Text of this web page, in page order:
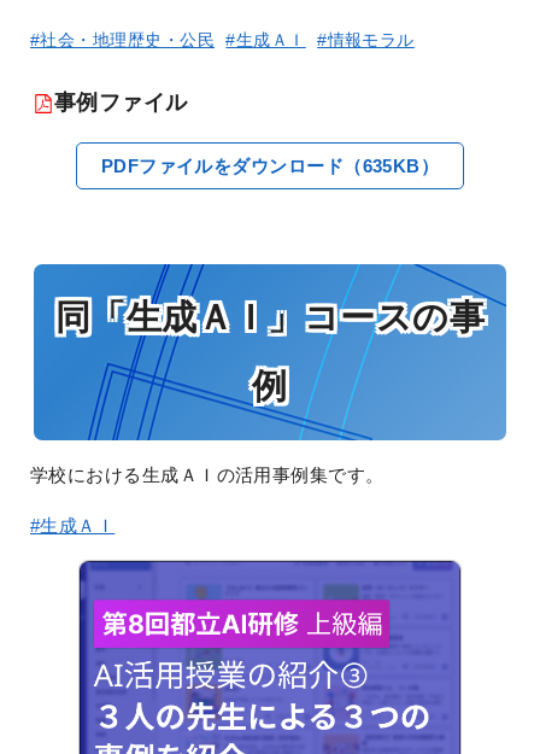
#社会・地理歴史・公民 #生成ＡＩ #情報モラル
事例ファイル
PDFファイルをダウンロード（635KB）
同「生成ＡＩ」コースの事
例
学校における生成ＡＩの活用事例集です。
#生成ＡＩ